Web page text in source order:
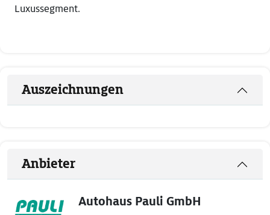
Luxussegment.
Auszeichnungen
Anbieter
Autohaus Pauli GmbH